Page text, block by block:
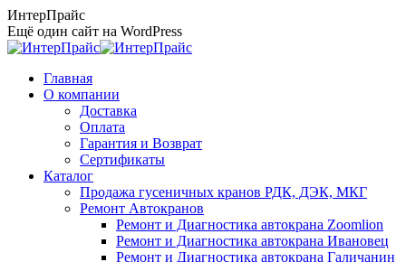
Перейти
к
содержанию
ИнтерПрайс
Ещё один сайт на WordPress
Главная
О компании
Доставка
Оплата
Гарантия и Возврат
Сертификаты
Каталог
Продажа гусеничных кранов РДК, ДЭК, МКГ
Ремонт Автокранов
Ремонт и Диагностика автокрана Zoomlion
Ремонт и Диагностика автокрана Ивановец
Ремонт и Диагностика автокрана Галичанин